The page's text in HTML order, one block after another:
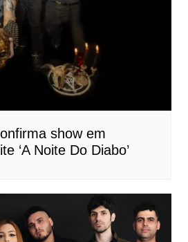
show em
‘A Noite Do Diabo’